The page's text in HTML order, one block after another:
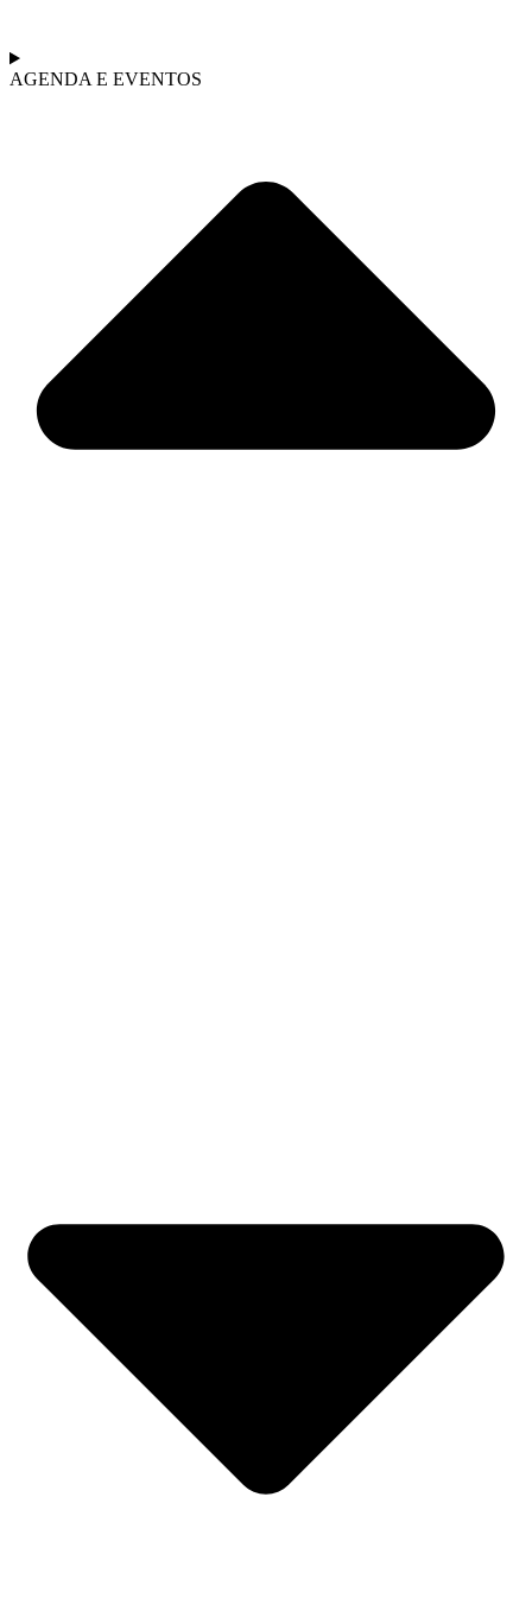
AGENDA E EVENTOS